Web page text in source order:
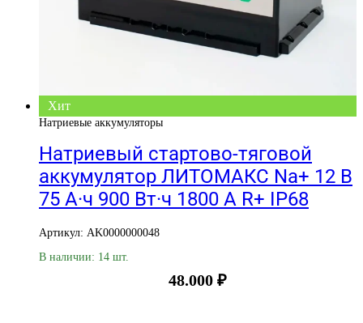
Хит
Натриевые аккумуляторы
Натриевый стартово-тяговой
аккумулятор ЛИТОМАКС Na+ 12 В
75 А·ч 900 Вт·ч 1800 А R+ IP68
Артикул: AK0000000048
В наличии: 14 шт.
48.000 ₽